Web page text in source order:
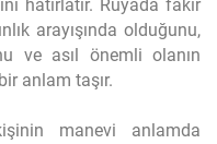
hatırlatır. Rüyada fakir
arayışında olduğunu,
ve asıl önemli olanın
anlam taşır.
manevi anlamda